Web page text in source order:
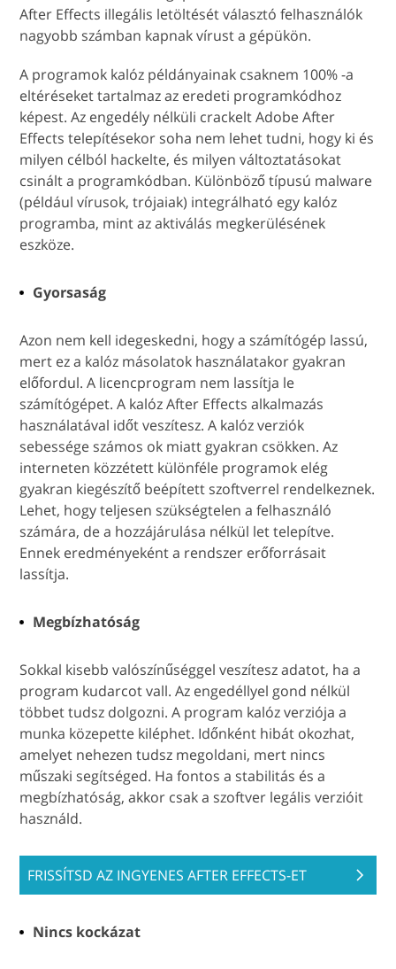
After Effects illegális letöltését választó felhasználók
nagyobb számban kapnak vírust a gépükön.
A programok kalóz példányainak csaknem 100% -a
eltéréseket tartalmaz az eredeti programkódhoz
képest. Az engedély nélküli crackelt Adobe After
Effects telepítésekor soha nem lehet tudni, hogy ki és
milyen célból hackelte, és milyen változtatásokat
csinált a programkódban. Különböző típusú malware
(például vírusok, trójaiak) integrálható egy kalóz
programba, mint az aktiválás megkerülésének
eszköze.
Gyorsaság
Azon nem kell idegeskedni, hogy a számítógép lassú,
mert ez a kalóz másolatok használatakor gyakran
előfordul. A licencprogram nem lassítja le
számítógépet. A kalóz After Effects alkalmazás
használatával időt veszítesz. A kalóz verziók
sebessége számos ok miatt gyakran csökken. Az
interneten közzétett különféle programok elég
gyakran kiegészítő beépített szoftverrel rendelkeznek.
Lehet, hogy teljesen szükségtelen a felhasználó
számára, de a hozzájárulása nélkül let telepítve.
Ennek eredményeként a rendszer erőforrásait
lassítja.
Megbízhatóság
Sokkal kisebb valószínűséggel veszítesz adatot, ha a
program kudarcot vall. Az engedéllyel gond nélkül
többet tudsz dolgozni. A program kalóz verziója a
munka közepette kiléphet. Időnként hibát okozhat,
amelyet nehezen tudsz megoldani, mert nincs
műszaki segítséged. Ha fontos a stabilitás és a
megbízhatóság, akkor csak a szoftver legális verzióit
használd.
FRISSÍTSD AZ INGYENES AFTER EFFECTS-ET
Nincs kockázat